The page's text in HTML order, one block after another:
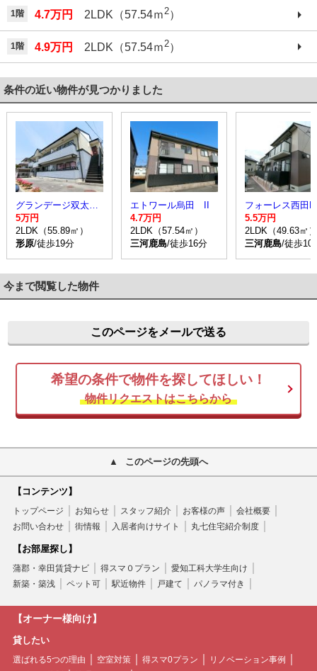
1階 4.7万円 2LDK（57.54ｍ2）
1階 4.9万円 2LDK（57.54ｍ 2）
条件の近い物件が見つかりました
グランデージ双太パーク
5万円
2LDK（55.89㎡）
形原/徒歩19分
エトワール烏田 II
4.7万円
2LDK（57.54㎡）
三河鹿島/徒歩16分
フォーレス西田
5.5万円
2LDK（49.63㎡）
三河鹿島/徒歩10
今まで閲覧した物件
このページをメールで送る
希望の条件で物件を探してほしい！
物件リクエストはこちらから
このページの先頭へ
【コンテンツ】
トップページ お知らせ スタッフ紹介 お客様の声
会社概要
お問い合わせ
街情報 入居者向けサイト 丸七住宅紹介制度
【お部屋探し】
蒲郡・幸田賃貸ナビ 得スマ０プラン
愛知工科大学生向け
新築・築浅
ペット可 駅近物件 戸建て パノラマ付き
【オーナー様向け】
貸したい
選ばれる5つの理由 空室対策 得スマ0プラン
リノベーション事例